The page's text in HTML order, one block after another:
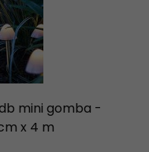
mini gomba -
x 4 m